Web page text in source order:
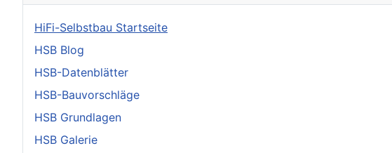
HiFi-Selbstbau Startseite
HSB Blog
HSB-Datenblätter
HSB-Bauvorschläge
HSB Grundlagen
HSB Galerie